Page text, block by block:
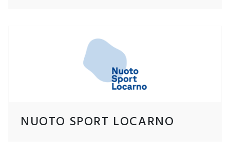
NUOTO SPORT LOCARNO